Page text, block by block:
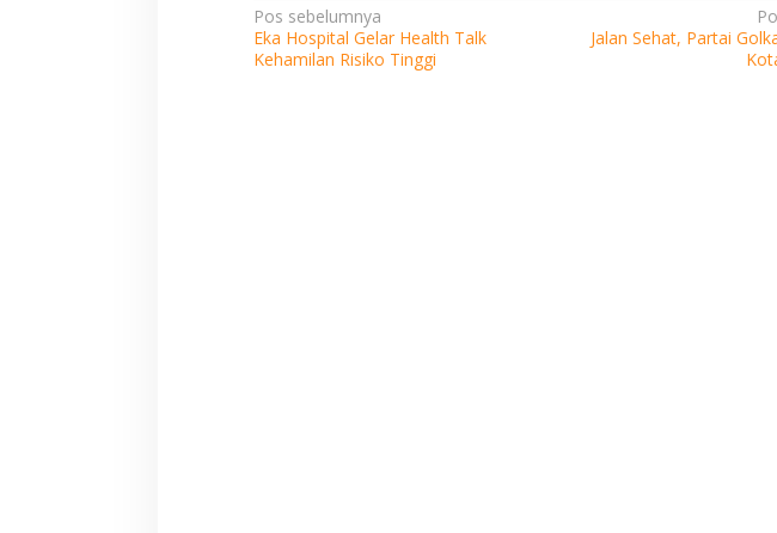
Navigasi
pos
Pos sebelumnya
Eka Hospital Gelar Health Talk
Kehamilan Risiko Tinggi
Jalan Sehat, Partai